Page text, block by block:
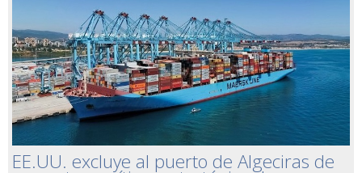
EE.UU. excluye al puerto de Algeciras de